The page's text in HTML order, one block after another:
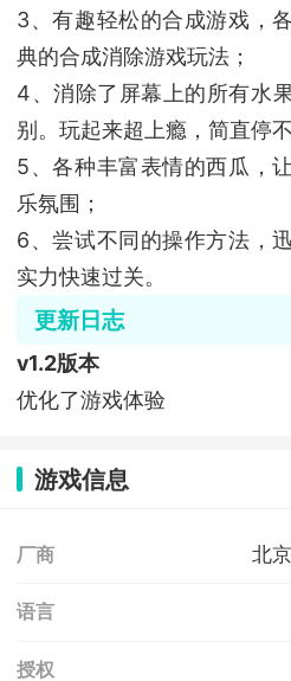
3、有趣轻松的合成游戏，
典的合成消除游戏玩法；
4、消除了屏幕上的所有水
别。玩起来超上瘾，简直停
5、各种丰富表情的西瓜，
乐氛围；
6、尝试不同的操作方法，
实力快速过关。
更新日志
v1.2版本
优化了游戏体验
游戏信息
厂商 北
语言
授权